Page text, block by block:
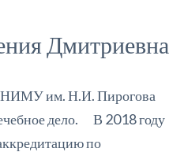
Дмитриевна
им. Н.И. Пирогова
дело. ⠀ В 2018 году
по